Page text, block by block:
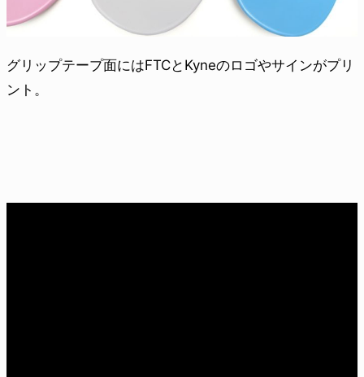
グリップテープ面にはFTCとKyneのロゴやサインがプリ
ント。